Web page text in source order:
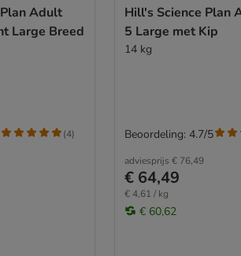
Adult
Large Breed
(4)
Hill's Science Plan
5 Large met Kip
14 kg
adviesprijs € 76,49
€ 64,49
€ 4,61 / kg
€ 60,62
Beoordeling: 4.7/5